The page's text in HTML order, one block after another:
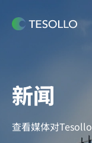
新闻
查看媒体对